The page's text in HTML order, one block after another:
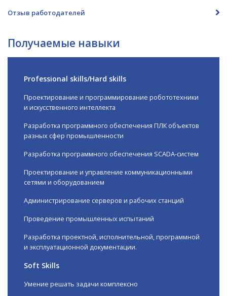
Отзыв работодателей
Получаемые навыки
Professional skills/Hard skills
Проектирование и программирование робототехники
и искусственного интеллекта
Разработка программного обеспечения ПЛК объектов
разных сфер промышленности
Разработка программного обеспечения SCADA-систем
Проектирование и управление коммуникационными
сетями и оборудованием
Администрирование серверов и рабочих станций
Проведение промышленных испытаний
Разработка проектной, исполнительной, программной
и эксплуатационной документации.
Soft Skills
Умение решать задачи комплексно